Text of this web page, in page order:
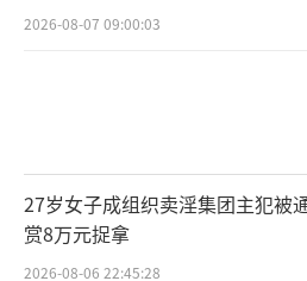
2026-08-07 09:00:03
27岁女子成组织卖淫集团主犯被
赏8万元捉拿
2026-08-06 22:45:28